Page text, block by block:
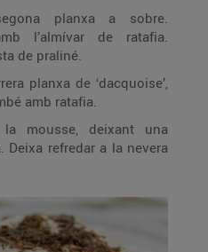
planxa a sobre.
l’almívar de ratafia.
de praliné.
planxa de ‘dacquoise’,
amb ratafia.
mousse, deixant una
Deixa refredar a la nevera